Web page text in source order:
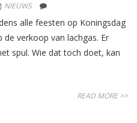
NIEUWS
alle feesten op Koningsdag
verkoop van lachgas. Er
spul. Wie dat toch doet, kan
READ MORE >>